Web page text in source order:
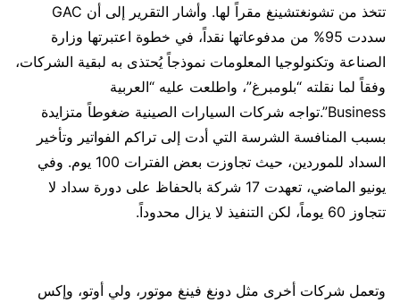
تتخذ من تشونغتشينغ مقراً لها. وأشار التقرير إلى أن GAC
سددت 95% من مدفوعاتها نقداً، في خطوة اعتبرتها وزارة
الصناعة وتكنولوجيا المعلومات نموذجاً يُحتذى به لبقية الشركات،
وفقاً لما نقلته “بلومبرغ”، واطلعت عليه “العربية
Business”.تواجه شركات السيارات الصينية ضغوطاً متزايدة
بسبب المنافسة الشرسة التي أدت إلى تراكم الفواتير وتأخير
السداد للموردين، حيث تجاوزت بعض الفترات 100 يوم. وفي
يونيو الماضي، تعهدت 17 شركة بالحفاظ على دورة سداد لا
تتجاوز 60 يوماً، لكن التنفيذ لا يزال محدوداً.
وتعمل شركات أخرى مثل دونغ فينغ موتور، ولي أوتو، وإكس